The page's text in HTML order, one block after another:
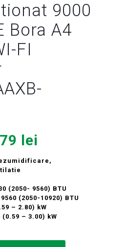
9000
Bora A4
FI
lei.
lei
este:
1.779 lei.
(2050- 9560) BTU
(2050-10920) BTU
– 2.80) kW
– 3.00) kW